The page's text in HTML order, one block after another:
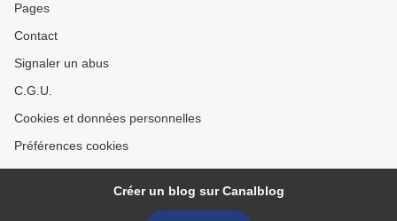
Pages
Contact
Signaler un abus
C.G.U.
Cookies et données personnelles
Préférences cookies
Créer un blog sur Canalblog